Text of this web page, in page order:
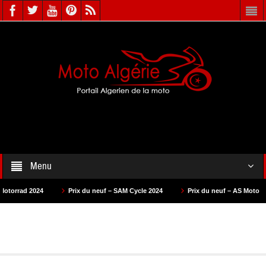
Menu
Prix du neuf – SAM Cycle 2024 Prix du neuf – AS Motors 2024 Prix